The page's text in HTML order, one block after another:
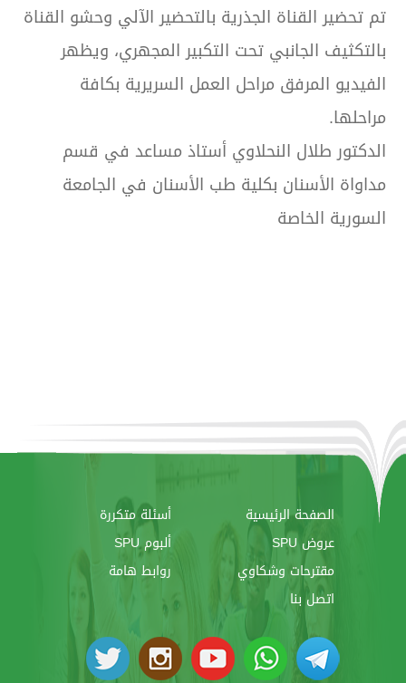
تم تحضير القناة الجذرية بالتحضير الآلي وحشو القناة
بالتكثيف الجانبي تحت التكبير المجهري، ويظهر
الفيديو المرفق مراحل العمل السريرية بكافة
مراحلها.
الدكتور طلال النحلاوي أستاذ مساعد في قسم
مداواة الأسنان بكلية طب الأسنان في الجامعة
السورية الخاصة
الصفحة الرئيسية
أسئلة متكررة
عروض SPU
ألبوم SPU
مقترحات وشكاوي
روابط هامة
اتصل بنا